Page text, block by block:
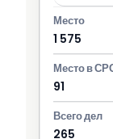
1 575
91
265